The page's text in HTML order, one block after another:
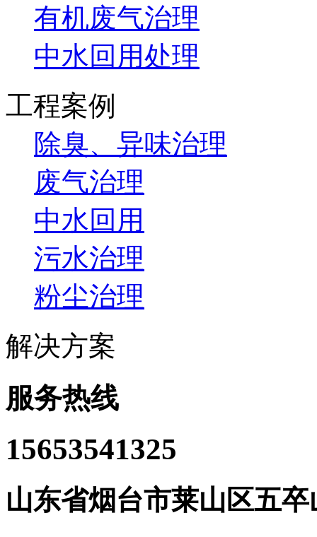
有机废气治理
中水回用处理
工程案例
除臭、异味治理
废气治理
中水回用
污水治理
粉尘治理
解决方案
服务热线
15653541325
山东省烟台市莱山区五